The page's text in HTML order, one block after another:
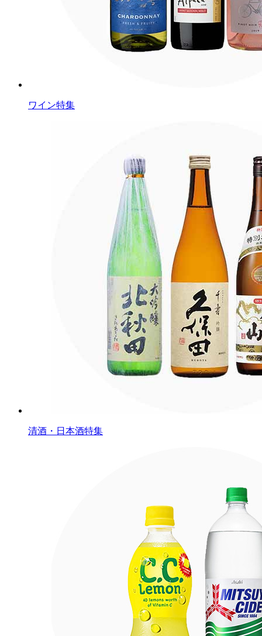
ワイン特集
清酒・日本酒特集